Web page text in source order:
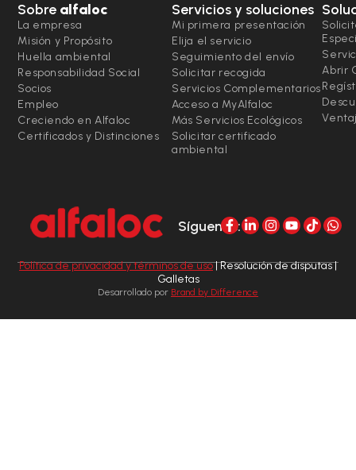
Sobre alfaloc
La empresa
Misión y Propósito
Huella ambiental
Responsabilidad Social
Socios
Empleo
Creciendo en Alfaloc
Certificados y Distinciones
Servicios y soluciones
Mi primera presentación
Elija el servicio
Seguimiento del envío
Solicitar recogida
Servicios Complementarios
Acceso a MyAlfaloc
Más Servicios Ecológicos
Solicitar certificado
ambiental
Abrir
Síguenos:
Política de privacidad y términos de uso| Resolución de disputas |
Galletas
Desarrollado por Brand by Difference